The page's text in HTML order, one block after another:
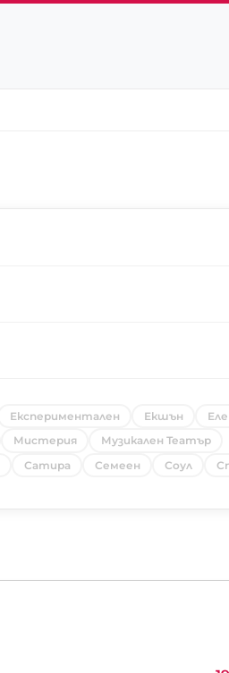
Експериментален Екшън
Мистерия
Музикален Театър
Сатира Семеен Соул